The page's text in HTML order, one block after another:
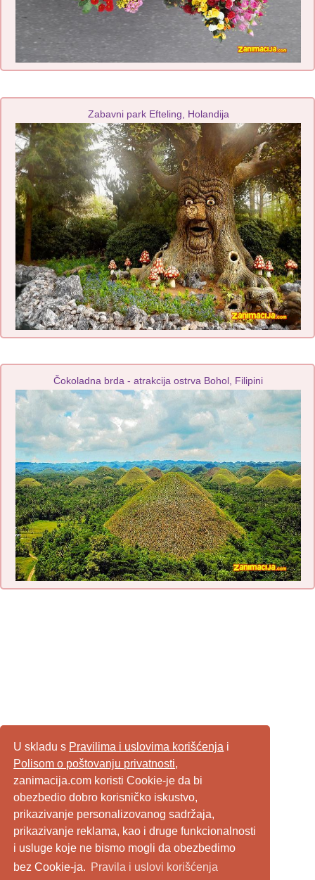
U skladu s Pravilima i uslovima korišćenja i
Polisom o poštovanju privatnosti,
zanimacija.com koristi Cookie-je da bi
obezbedio dobro korisničko iskustvo,
prikazivanje personalizovanog sadržaja,
prikazivanje reklama, kao i druge funkcionalnosti
i usluge koje ne bismo mogli da obezbedimo
bez Cookie-ja. Pravila i uslovi korišćenja
Zabavni park Efteling, Holandija
Čokoladna brda - atrakcija ostrva Bohol, Filipini